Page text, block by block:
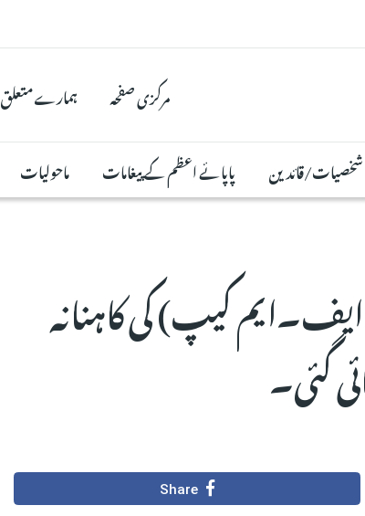
مرکزی صفحہ ہمارے متعلق
شخصیات/قائدین پاپائے اعظم کے پیغامات ماحولیات
کیپ) کی کاہنانہ
گئی۔
Share